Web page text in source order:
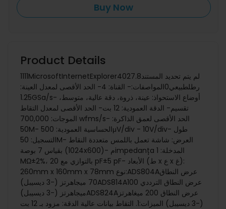
Buy Now
Product Details
1111MicrosoftInternetExplorer402لم يتم تحديد المستند7.8
رطلطبيعي0المواصفات:- القناة: 4- الحد الأقصى لمعدل العينة:
1.25GSa/s- أوضاع الاستحواذ: عينة، ذروة، دقة عالية، متوسط،
تقسيم- الدقة العمودية: 12 بت- الحد الأقصى لمعدل التقاط
الموجات: 700,000 wfms/s- الحد الأقصى لعمق الذاكرة:
50M- الحساسية العمودية: 500μV/div - 10V/div- طول
التسجيل: 50M- العرض: شاشة تعمل باللمس متعددة النقاط
بقياس 7 بوصة (1024x600)- مimpedanța المدخلة: 1
MΩ±2%، بالتوازي مع 20 pF±5 pF- الأبعاد (ط x ع x غ):
260mm x 160mm x 78mm نوع:ADS804Aعرض النطاق
70 ميجاهرتز (-3 ديسيبل)ADS814Aعرض النطاق الترددي 100
ميجاهرتز (-3 ديسيبل)ADS824Aعرض النطاق 200 ميغاهرتز
(-3 ديسيبل) الميزات:1. التقاط بيانات عالية الدقة: مزود بـ 12 بت